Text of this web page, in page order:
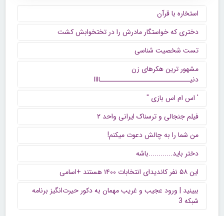
استخاره با قرآن
دختری که خواستگار مادرش را در تختخوابش کشت
تست شخصیت شناسی
مشهور ترین هکرهای زن
دنیــــــــــــــــــــــــــــــاااا
' اس ام اس بازی "
فیلم جنجالی و ترسناک ایرانی واحد ۲
من شما را به چالش دعوت میکنم!
دختر باید............باشه
این ۵۸ نفر کاندیدای انتخابات ۱۴۰۰ هستند +اسامی
ببینید | ورود عجیب و غریب مهمان به دکور حیرت‌انگیز برنامه
شبکه 3